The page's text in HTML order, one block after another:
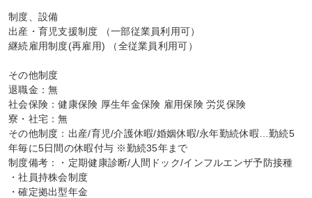
制度、設備
出産・育児支援制度 （一部従業員利用可）
継続雇用制度(再雇用) （全従業員利用可）
その他制度
退職金：無
社会保険：健康保険 厚生年金保険 雇用保険 労災保険
寮・社宅：無
その他制度：出産/育児/介護休暇/婚姻休暇/永年勤続休暇…勤続5
年毎に5日間の休暇付与 ※勤続35年まで
制度備考：・定期健康診断/人間ドック/インフルエンザ予防接種
・社員持株会制度
・確定拠出型年金